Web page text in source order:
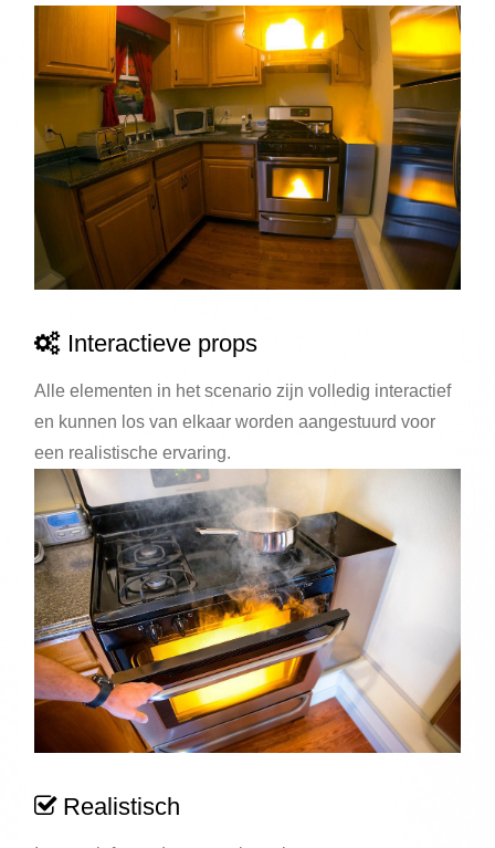
Interactieve props
Alle elementen in het scenario zijn volledig interactief
en kunnen los van elkaar worden aangestuurd voor
een realistische ervaring.
Realistisch